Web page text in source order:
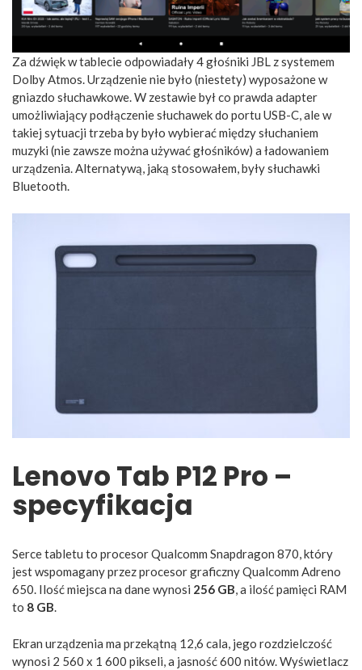
Za dźwięk w tablecie odpowiadały 4 głośniki JBL z systemem
Dolby Atmos. Urządzenie nie było (niestety) wyposażone w
gniazdo słuchawkowe. W zestawie był co prawda adapter
umożliwiający podłączenie słuchawek do portu USB-C, ale w
takiej sytuacji trzeba by było wybierać między słuchaniem
muzyki (nie zawsze można używać głośników) a ładowaniem
urządzenia. Alternatywą, jaką stosowałem, były słuchawki
Bluetooth.
Lenovo Tab P12 Pro –
specyfikacja
Serce tabletu to procesor Qualcomm Snapdragon 870, który
jest wspomagany przez procesor graficzny Qualcomm Adreno
650. Ilość miejsca na dane wynosi 256 GB, a ilość pamięci RAM
to 8 GB.
Ekran urządzenia ma przekątną 12,6 cala, jego rozdzielczość
wynosi 2 560 x 1 600 pikseli, a jasność 600 nitów. Wyświetlacz